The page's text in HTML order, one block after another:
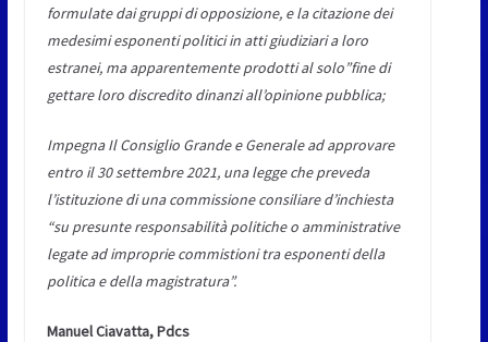
formulate dai gruppi di opposizione, e la citazione dei
medesimi esponenti politici in atti giudiziari a loro
estranei, ma apparentemente prodotti al solo”fine di
gettare loro discredito dinanzi all’opinione pubblica;
Impegna Il Consiglio Grande e Generale ad approvare
entro il 30 settembre 2021, una legge che preveda
l’istituzione di una commissione consiliare d’inchiesta
“su presunte responsabilità politiche o amministrative
legate ad improprie commistioni tra esponenti della
politica e della magistratura”.
Manuel Ciavatta, Pdcs